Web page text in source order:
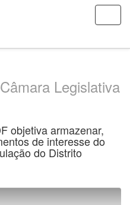
Legislativa
objetiva armazenar,
de interesse do
do Distrito